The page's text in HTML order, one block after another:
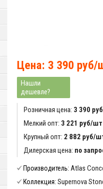
Цена: 3 390 руб/
Нашли
дешевле?
Розничная цена: 3 390
Мелкий опт: 3 221 руб/шт
Крупный опт: 2 882 руб/
Дилерская цена: по
Производитель: Atlas
Коллекция: Supernova